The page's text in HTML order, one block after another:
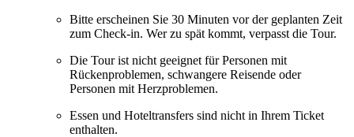
Bitte erscheinen Sie 30 Minuten vor der geplanten Zeit
zum Check-in. Wer zu spät kommt, verpasst die Tour.
Die Tour ist nicht geeignet für Personen mit
Rückenproblemen, schwangere Reisende oder
Personen mit Herzproblemen.
Essen und Hoteltransfers sind nicht in Ihrem Ticket
enthalten.